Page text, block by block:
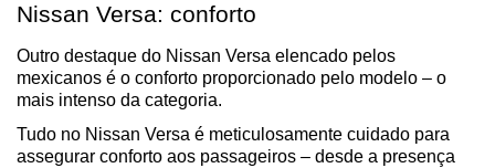
Nissan Versa: conforto
Outro destaque do Nissan Versa elencado pelos
mexicanos é o conforto proporcionado pelo modelo – o
mais intenso da categoria.
Tudo no Nissan Versa é meticulosamente cuidado para
assegurar conforto aos passageiros – desde a presença